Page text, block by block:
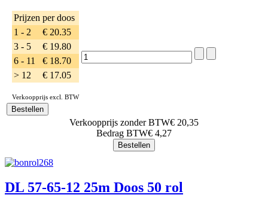
Prijzen per doos
1 - 2
€ 20.35
3 - 5
€ 19.80
6 - 11
€ 18.70
> 12
€ 17.05
Verkoopprijs excl. BTW
Verkoopprijs zonder BTW€ 20,35
Bedrag BTW€ 4,27
DL 57-65-12 25m Doos 50 rol